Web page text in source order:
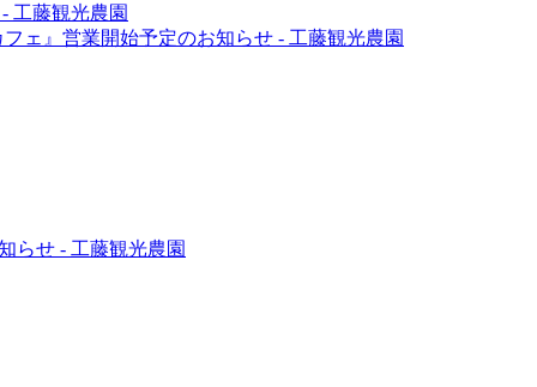
- 工藤観光農園
フェ』営業開始予定のお知らせ - 工藤観光農園
らせ - 工藤観光農園